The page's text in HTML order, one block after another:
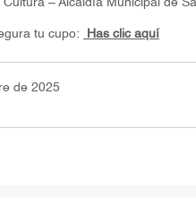
– Alcaldía Municipal de
tu cupo: Has clic aquí
de 2025